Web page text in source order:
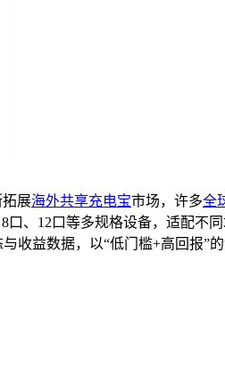
拓展海外共享充电宝市场，许多全
、12口等多规格设备，适配不
收益数据，以“低门槛+高回报